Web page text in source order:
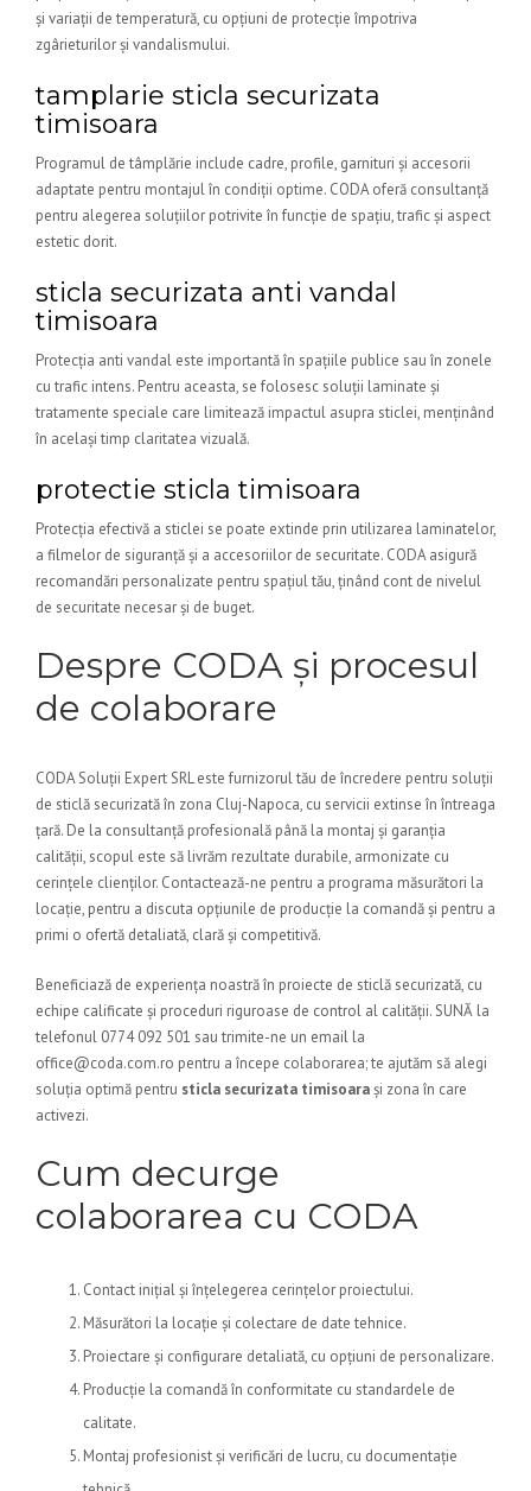
și variații de temperatură, cu opțiuni de protecție împotriva
zgârieturilor și vandalismului.
tamplarie sticla securizata
timisoara
Programul de tâmplărie include cadre, profile, garnituri și accesorii
adaptate pentru montajul în condiții optime. CODA oferă consultanță
pentru alegerea soluțiilor potrivite în funcție de spațiu, trafic și aspect
estetic dorit.
sticla securizata anti vandal
timisoara
Protecția anti vandal este importantă în spațiile publice sau în zonele
cu trafic intens. Pentru aceasta, se folosesc soluții laminate și
tratamente speciale care limitează impactul asupra sticlei, menținând
în același timp claritatea vizuală.
protectie sticla timisoara
Protecția efectivă a sticlei se poate extinde prin utilizarea laminatelor,
a filmelor de siguranță și a accesoriilor de securitate. CODA asigură
recomandări personalizate pentru spațiul tău, ținând cont de nivelul
de securitate necesar și de buget.
Despre CODA și procesul
de colaborare
CODA Soluții Expert SRL este furnizorul tău de încredere pentru soluții
de sticlă securizată în zona Cluj-Napoca, cu servicii extinse în întreaga
țară. De la consultanță profesională până la montaj și garanția
calității, scopul este să livrăm rezultate durabile, armonizate cu
cerințele clienților. Contactează-ne pentru a programa măsurători la
locație, pentru a discuta opțiunile de producție la comandă și pentru a
primi o ofertă detaliată, clară și competitivă.
Beneficiază de experiența noastră în proiecte de sticlă securizată, cu
echipe calificate și proceduri riguroase de control al calității. SUNĂ la
telefonul 0774 092 501 sau trimite-ne un email la
office@coda.com.ro pentru a începe colaborarea; te ajutăm să alegi
soluția optimă pentru sticla securizata timisoarași zona în care
activezi.
Cum decurge
colaborarea cu CODA
Contact inițial și înțelegerea cerințelor proiectului.
Măsurători la locație și colectare de date tehnice.
Proiectare și configurare detaliată, cu opțiuni de personalizare.
Producție la comandă în conformitate cu standardele de
calitate.
Montaj profesionist și verificări de lucru, cu documentație